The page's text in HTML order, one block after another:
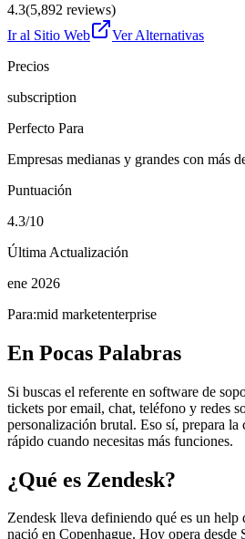
4.3(5,892 reviews)
Ir al Sitio Web
Ver Alternativas
Precios
subscription
Perfecto Para
Empresas medianas y grandes con más
Puntuación
4.3/10
Última Actualización
ene 2026
Para:mid marketenterprise
En Pocas Palabras
Si buscas el referente en software de
tickets por email, chat, teléfono y redes
personalización brutal. Eso sí, prepara la
rápido cuando necesitas más funciones.
¿Qué es Zendesk?
Zendesk lleva definiendo qué es un help
nació en Copenhague. Hoy opera desde